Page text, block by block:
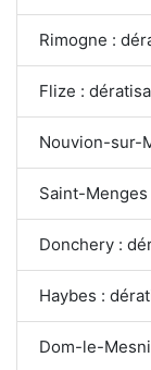
Rimogne :
Flize :
Nouvion-sur-
Saint-
Donchery :
Haybes :
Dom-le-